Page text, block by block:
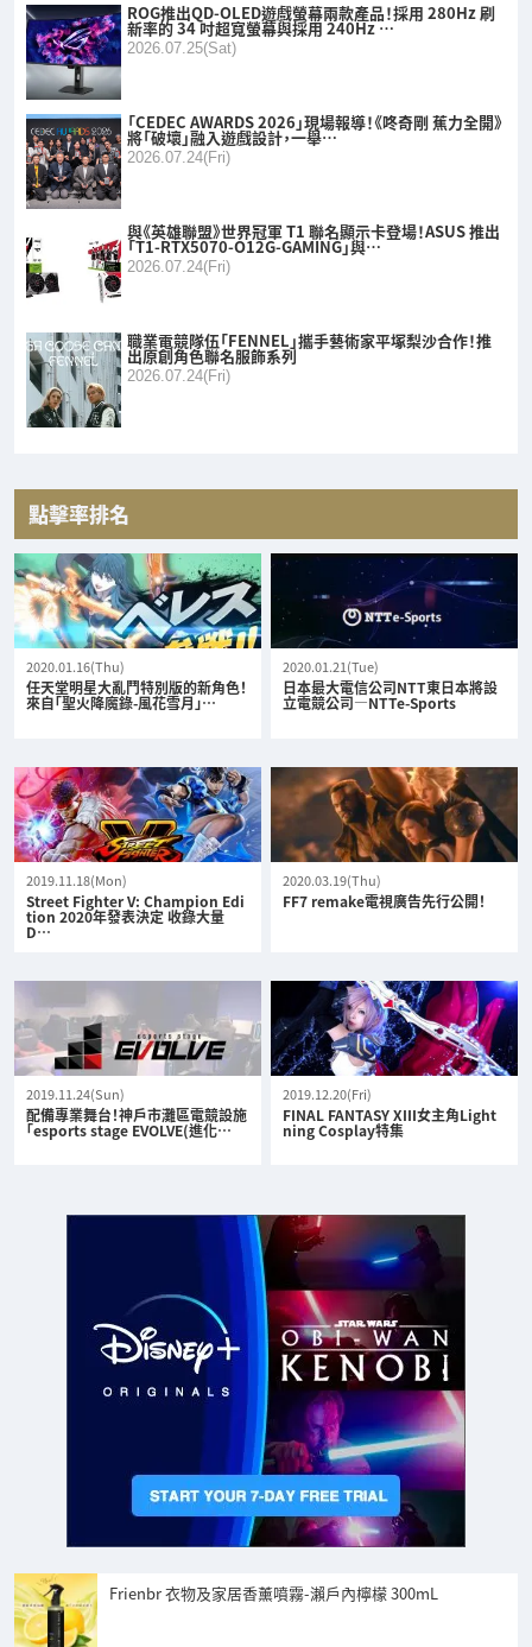
ROG推出QD-OLED遊戲螢幕兩款產品！採用 280Hz 刷
新率的 34 吋超寬螢幕與採用 240Hz …
2026.07.25(Sat)
「CEDEC AWARDS 2026」現場報導！《咚奇剛 蕉力全開》
將「破壞」融入遊戲設計，一舉…
2026.07.24(Fri)
與《英雄聯盟》世界冠軍 T1 聯名顯示卡登場！ASUS 推出
「T1-RTX5070-O12G-GAMING」與…
2026.07.24(Fri)
職業電競隊伍「FENNEL」攜手藝術家平塚梨沙合作！推
出原創角色聯名服飾系列
2026.07.24(Fri)
點擊率排名
2020.01.16(Thu)
任天堂明星大亂鬥特別版的新角色！
來自「聖火降魔錄-風花雪月」…
2020.01.21(Tue)
日本最大電信公司NTT東日本將設
立電競公司—NTTe-Sports
2019.11.18(Mon)
Street Fighter V: Champion Edi
tion 2020年發表決定 收錄大量
D…
2020.03.19(Thu)
FF7 remake電視廣告先行公開！
2019.11.24(Sun)
配備專業舞台！神戶市灘區電競設施
「esports stage EVOLVE(進化…
2019.12.20(Fri)
FINAL FANTASY XIII女主角Light
ning Cosplay特集
Frienbr 衣物及家居香薰噴霧-瀨戶內檸檬 300mL